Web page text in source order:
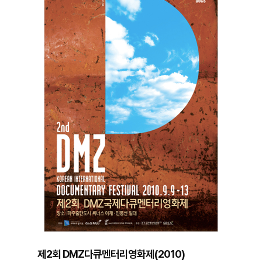
제2회 DMZ다큐멘터리영화제(2010)